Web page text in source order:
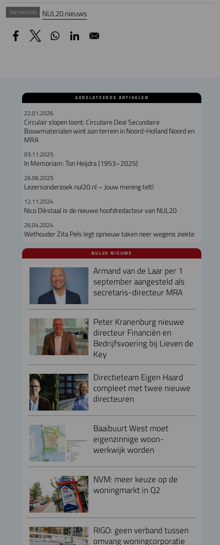
TREFWOORD NUL20 nieuws
GERELATEERDE ARTIKELEN
22.01.2026
Circulair slopen loont: Circulaire Deal Secundaire
Bouwmaterialen wint aan terrein in Noord-Holland Noord en
MRA
03.11.2025
In Memoriam: Ton Heijdra (1953–2025)
26.06.2025
Lezersonderzoek nul20.nl – Jouw mening telt!
12.11.2024
Nico Dikstaal is de nieuwe hoofdredacteur van NUL20
26.04.2024
Wethouder Zita Pels legt opnieuw taken neer wegens ziekte
NUL20 NIEUWS
Armand van de Laar per 1
september aangesteld als
secretaris-directeur MRA
Peter Kranenburg nieuwe
directeur Financiën en
Bedrijfsvoering bij Lieven de
Key
Directieteam Eigen Haard
compleet met twee nieuwe
directeuren
Baaibuurt West moet
eigenzinnige woon-
werkwijk worden
NVM: meer keuze op de
woningmarkt in Q2
RIGO: geen verband tussen
omvang woningcorporatie